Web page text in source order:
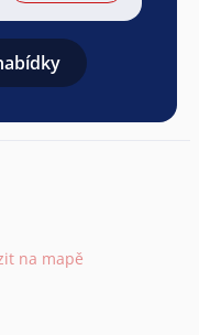
na mapě